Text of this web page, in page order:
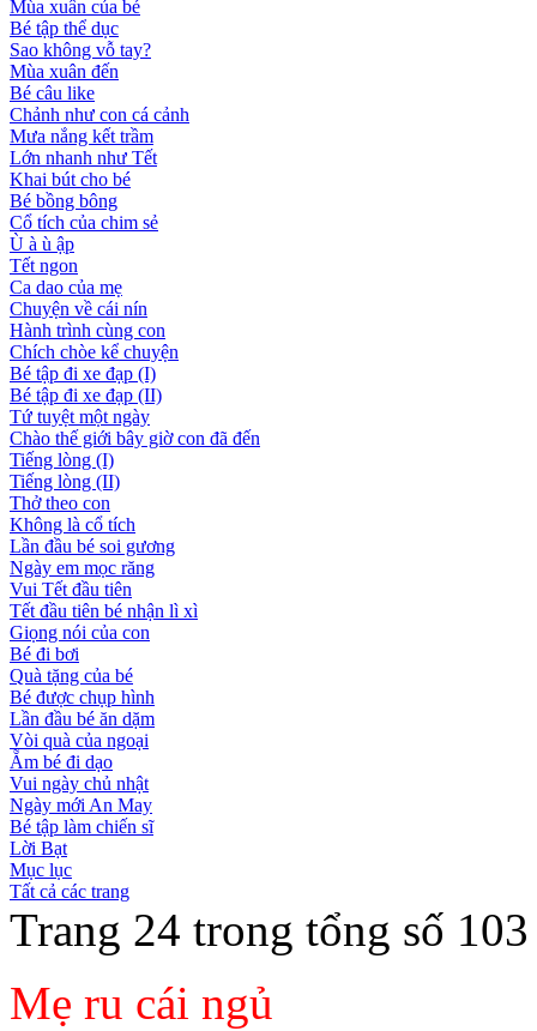
Mùa xuân của bé
Bé tập thể dục
Sao không vỗ tay?
Mùa xuân đến
Bé câu like
Chảnh như con cá cảnh
Mưa nắng kết trầm
Lớn nhanh như Tết
Khai bút cho bé
Bé bồng bông
Cổ tích của chim sẻ
Ù à ù ập
Tết ngon
Ca dao của mẹ
Chuyện về cái nín
Hành trình cùng con
Chích chòe kể chuyện
Bé tập đi xe đạp (I)
Bé tập đi xe đạp (II)
Tứ tuyệt một ngày
Chào thế giới bây giờ con đã đến
Tiếng lòng (I)
Tiếng lòng (II)
Thở theo con
Không là cổ tích
Lần đầu bé soi gương
Ngày em mọc răng
Vui Tết đầu tiên
Tết đầu tiên bé nhận lì xì
Giọng nói của con
Bé đi bơi
Quà tặng của bé
Bé được chụp hình
Lần đầu bé ăn dặm
Vòi quà của ngoại
Ẵm bé đi dạo
Vui ngày chủ nhật
Ngày mới An May
Bé tập làm chiến sĩ
Lời Bạt
Mục lục
Tất cả các trang
Trang 24 trong tổng số 103
Mẹ ru cái ngủ